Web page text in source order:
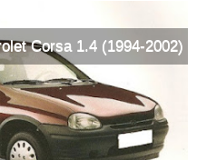
Corsa 1.4 (1994-2002)